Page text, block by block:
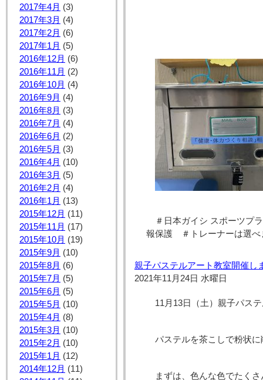
2017年4月 (3)
2017年3月 (4)
2017年2月 (6)
2017年1月 (5)
2016年12月 (6)
2016年11月 (2)
2016年10月 (4)
2016年9月 (4)
2016年8月 (3)
2016年7月 (4)
2016年6月 (2)
2016年5月 (3)
2016年4月 (10)
2016年3月 (5)
2016年2月 (4)
2016年1月 (13)
2015年12月 (11)
2015年11月 (17)
2015年10月 (19)
2015年9月 (10)
2015年8月 (6)
2015年7月 (5)
2015年6月 (5)
2015年5月 (10)
2015年4月 (8)
2015年3月 (10)
2015年2月 (10)
2015年1月 (12)
2014年12月 (11)
＃日本ガイシ スポーツ
報保護 ＃トレーナーは選べ
親子パステルアート教室開催し
2021年11月24日 水曜日
11月13日（土）親子パス
パステルを茶こしで粉状
まずは、色んな色でたく